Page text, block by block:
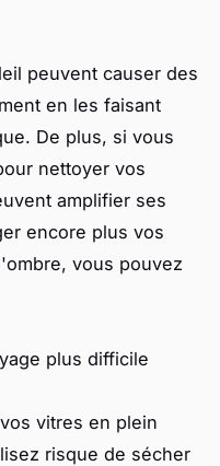
peuvent causer des
en les faisant
De plus, si vous
nettoyer vos
amplifier ses
encore plus vos
vous pouvez
plus difficile
vitres en plein
risque de sécher